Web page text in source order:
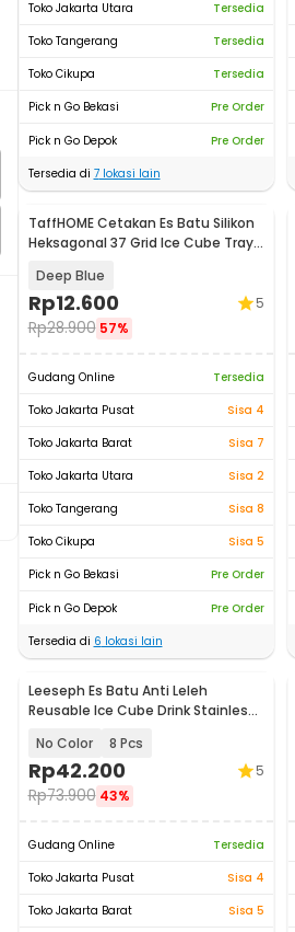
Toko Jakarta Utara
Tersedia
Toko Tangerang
Tersedia
Toko Cikupa
Tersedia
Pick n Go Bekasi
Pre Order
Pick n Go Depok
Pre Order
Tersedia di 7lokasi lain
TaffHOME Cetakan Es Batu Silikon
Heksagonal 37 Grid Ice Cube Tray -
Deep Blue
Rp12.600
Rp28.900 57%
5
Gudang Online
Tersedia
Toko Jakarta Pusat
Sisa 4
Toko Jakarta Barat
Sisa 7
Toko Jakarta Utara
Sisa 2
Toko Tangerang
Sisa 8
Toko Cikupa
Sisa 5
Pick n Go Bekasi
Pre Order
Pick n Go Depok
Pre Order
Tersedia di 6 lokasi lain
Leeseph Es Batu Anti Leleh
Reusable Ice Cube Drink Stainless
No Color 8 Pcs
Rp42.200
Rp73.900 43%
5
Gudang Online
Tersedia
Toko Jakarta Pusat
Sisa 4
Toko Jakarta Barat
Sisa 5